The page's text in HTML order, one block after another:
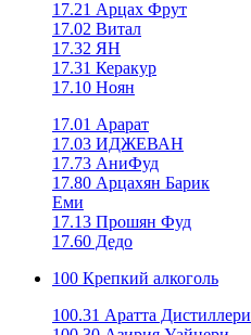
17.21 Арцах Фрут
17.02 Витал
17.32 ЯН
17.31 Керакур
17.10 Ноян
17.01 Арарат
17.03 ИДЖЕВАН
17.73 АниФуд
17.80 Арцахян Барик
Еми
17.13 Прошян Фуд
17.60 Дедо
100 Крепкий алкоголь
100.31 Аратта Дистиллери